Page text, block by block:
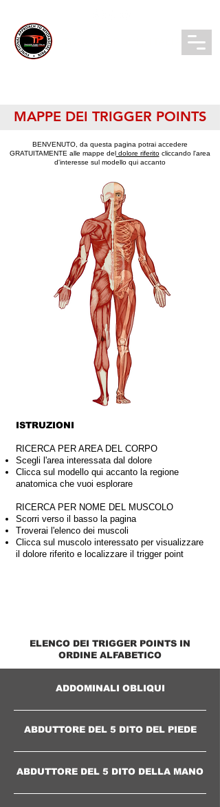
MAPPE DEI TRIGGER POINTS
BENVENUTO, da questa pagina potrai accedere
GRATUITAMENTE alle mappe deldolore riferitocliccando l'area
d'interesse sul modello qui accanto
ISTRUZIONI
RICERCA PER AREA DEL CORPO
Scegli l'area interessata dal dolore
Clicca sul modello qui accanto la regione
anatomica che vuoi esplorare
RICERCA PER NOME DEL MUSCOLO
Scorri verso il basso la pagina
Troverai l'elenco dei muscoli
Clicca sul muscolo interessato per visualizzare
il dolore riferito e localizzare il trigger point
ELENCO DEI TRIGGER POINTS IN
ORDINE ALFABETICO
ADDOMINALI OBLIQUI
ABDUTTORE DEL 5 DITO DEL PIEDE
ABDUTTORE DEL 5 DITO DELLA MANO